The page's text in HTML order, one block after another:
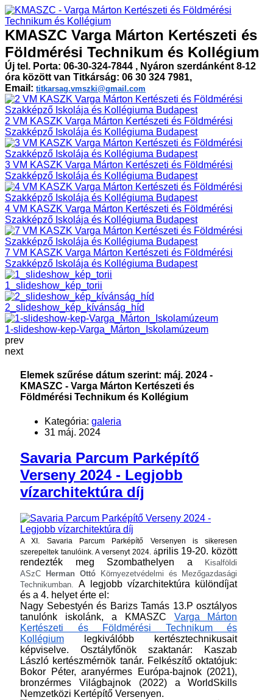
KMASZC Varga Márton Kertészeti és
Földmérési Technikum és Kollégium
Új tel. Porta: 06-30-324-7844 , Nyáron szerdánként 8-12
óra között van Titkárság: 06 30 324 7981,
Email: titkarsag.vmszki@gmail.com
2 VM KASZK Varga Márton Kertészeti és Földmérési
Szakképző Iskolája és Kollégiuma Budapest
3 VM KASZK Varga Márton Kertészeti és Földmérési
Szakképző Iskolája és Kollégiuma Budapest
4 VM KASZK Varga Márton Kertészeti és Földmérési
Szakképző Iskolája és Kollégiuma Budapest
7 VM KASZK Varga Márton Kertészeti és Földmérési
Szakképző Iskolája és Kollégiuma Budapest
1_slideshow_kép_torii
2_slideshow_kép_kívánság_híd
1-slideshow-kep-Varga_Márton_Iskolamúzeum
prev
next
Elemek szűrése dátum szerint: máj. 2024 -
KMASZC - Varga Márton Kertészeti és
Földmérési Technikum és Kollégium
Kategória: galeria
31 máj. 2024
Savaria Parcum Parképítő
Verseny 2024 - Legjobb
vízarchitektúra díj
A XI. Savaria Parcum Parképítő Versenyen is sikeresen
szerepeltek tanulóink. A versenyt 2024. április 19-20. között
rendezték meg Szombathelyen a
Kisalföldi
ASzC
Herman OttóKörnyezetvédelmi és Mezőgazdasági
Technikumban.A legjobb vízarchitektúra különdíjat
és a 4. helyet érte el:
Nagy Sebestyén és Barizs Tamás 13.P osztályos
tanulónk iskolánk, a KMASZC Varga Márton
Kertészeti és Földmérési Technikum és
Kollégium legkiválóbb kertésztechnikusait
képviselve. Osztályfőnök szaktanár: Kaszab
László kertészmérnök tanár. Felkészítő oktatójuk:
Bokor Péter, aranyérmes Európa-bajnok (2021),
bronzérmes Világbajnok (2022) a WorldSkills
Nemzetközi Kertépítő Versenyen.